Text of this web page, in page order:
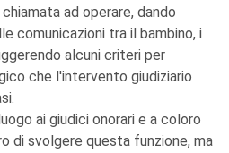
ad operare, dando
comunicazioni tra il bambino, i
alcuni criteri per
che l'intervento giudiziario
ai giudici onorari e a coloro
di svolgere questa funzione, ma